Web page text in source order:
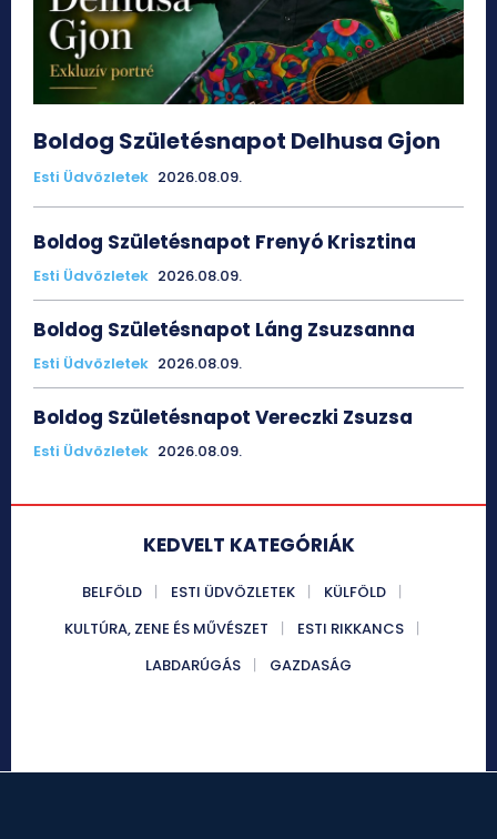
Boldog Születésnapot Delhusa Gjon
Esti Üdvözletek 2026.08.09.
Boldog Születésnapot Frenyó Krisztina
Esti Üdvözletek 2026.08.09.
Boldog Születésnapot Láng Zsuzsanna
Esti Üdvözletek 2026.08.09.
Boldog Születésnapot Vereczki Zsuzsa
Esti Üdvözletek 2026.08.09.
KEDVELT KATEGÓRIÁK
BELFÖLD ESTI ÜDVÖZLETEK
KÜLFÖLD
KULTÚRA, ZENE ÉS MŰVÉSZET
ESTI RIKKANCS
LABDARÚGÁS
GAZDASÁG